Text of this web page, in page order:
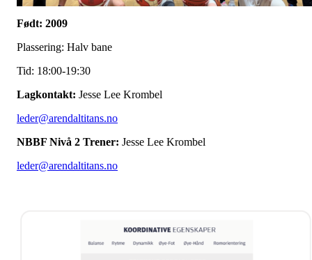
Født: 2009
Plassering: Halv bane
Tid: 18:00-19:30
Lagkontakt: Jesse Lee Krombel
leder@arendaltitans.no
NBBF Nivå 2 Trener: Jesse Lee Krombel
leder@arendaltitans.no